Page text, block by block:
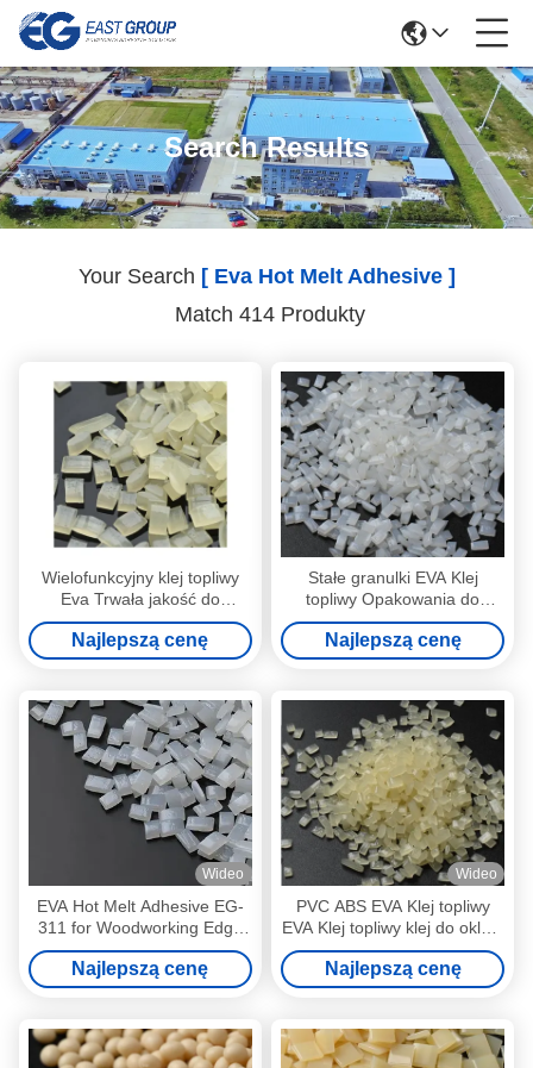
Search Results
Your Search [ Eva Hot Melt Adhesive ]
Match 414 Produkty
Wielofunkcyjny klej topliwy
Eva Trwała jakość do
uszczelniania krawędzi
odzieży
Najlepszą cenę
Stałe granulki EVA Klej
topliwy Opakowania do
odzieży Uszczelnianie
Najlepszą cenę
Wideo
EVA Hot Melt Adhesive EG-
311 for Woodworking Edge
Bonding
Najlepszą cenę
Wideo
PVC ABS EVA Klej topliwy
EVA Klej topliwy klej do oklein
okleinowych
Najlepszą cenę